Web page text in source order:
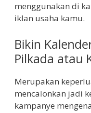
menggunakan di
iklan usaha kamu.
Bikin
Pilkada atau
Merupakan
mencalonkan jadi
kampanye